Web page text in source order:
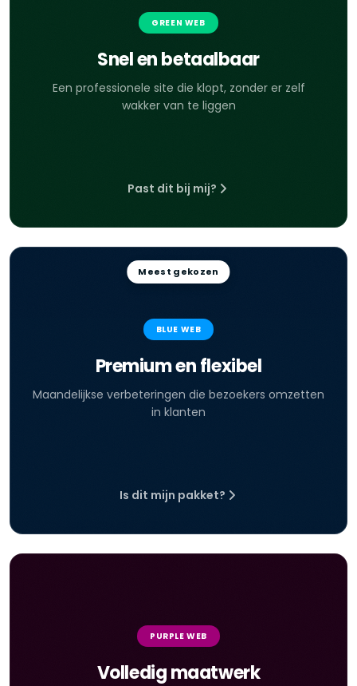
GREEN WEB
Snel en betaalbaar
Een professionele site die klopt, zonder er zelf
wakker van te liggen
Past dit bij mij?
Meest gekozen
BLUE WEB
Premium en flexibel
Maandelijkse verbeteringen die bezoekers omzetten
in klanten
Is dit mijn pakket?
PURPLE WEB
Volledig maatwerk